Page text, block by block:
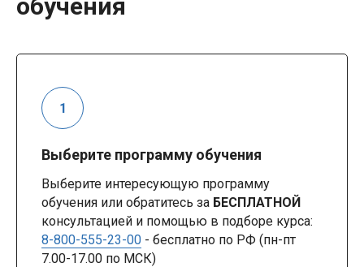
обучения
Выберите программу обучения
Выберите интересующую программу
обучения или обратитесь за БЕСПЛАТНОЙ
консультацией и помощью в подборе курса:
8-800-555-23-00 - бесплатно по РФ (пн-пт
7.00-17.00 по МСК)